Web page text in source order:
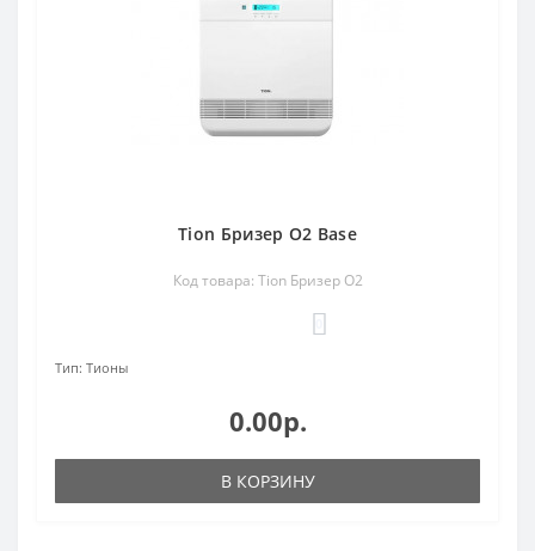
Tion Бризер O2 Base
Код товара: Tion Бризер O2
Тип: Тионы
0.00р.
В КОРЗИНУ